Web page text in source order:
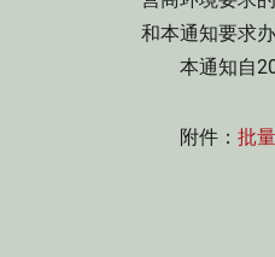
和本通知要求
本通知自
附件： 批